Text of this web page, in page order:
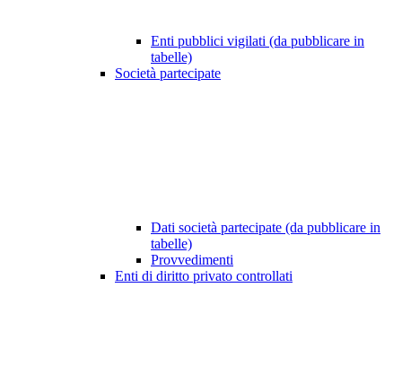
Enti pubblici vigilati (da pubblicare in
tabelle)
Società partecipate
Dati società partecipate (da pubblicare in
tabelle)
Provvedimenti
Enti di diritto privato controllati